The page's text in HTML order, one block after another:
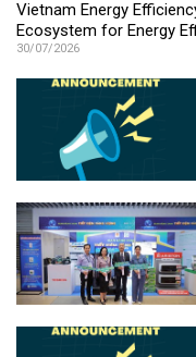
Vietnam Energy
Ecosystem for Energy
30/07/2026